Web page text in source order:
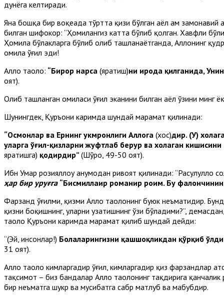
дунёга келтиради.
Яна бошқа бир воқеада тўртта қизи бўлган аёл ҳам
билган шифокор: “Ҳомилангиз катта бўлиб қолган. Хавфли
Ҳомила бўлакларга бўлиб олиб ташланаётганда, Аллоҳнинг
ҳомила ўғил эди!
Аллоҳ таоло: “Бирор нарса (яратиш)ни ирода қилганида,
оят).
Олиб ташланган ҳомиласи ўғил эканини билган аёл ўзини
Шунингдек, Қуръони каримда шундай марҳамат қилинади:
“Осмонлар ва Ернинг ҳукмронлиги Аллоҳга (хос)дир. (У)
уларга ўғил-қизларни жуфтлаб берур ва хоҳлаган
яратишга) қодирдир” (Шўро, 49-50 оят).
Ибн Умар розияллоҳу анҳумодан ривоят қилинади: “Расулуллоҳ
ҳар бир уруғга “Бисмиллаҳир роҳманир роҳим. Бу
Фарзанд ўғилми, қизми Аллоҳ таолонинг буюк неъматидир.
қизни боқишнинг, уларни узатишнинг ўзи бўладими?”,
таоло Қуръони каримда марҳамат қилиб шундай дейди:
“(Эй, инсонлар!) Болаларингизни қашшоқликдан қўрқиб
31 оят).
Аллоҳ таоло кимларгадир ўғил, кимларгадир қиз фарзандлар
тақсимот – биз бандалар Аллоҳ таолонинг тақдирига
бир неъматга шукр ва мусибатга сабр матлуб ва маҳбубдир.